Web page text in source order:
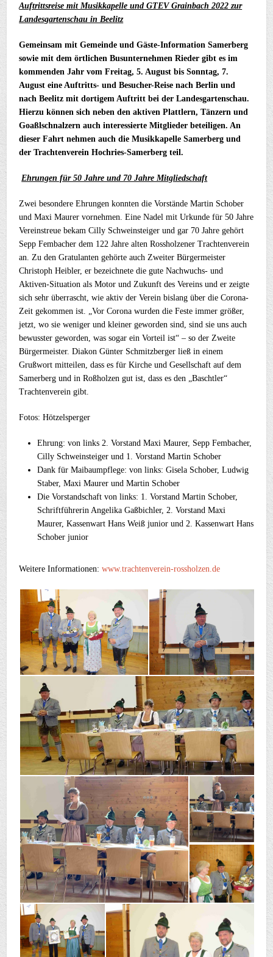
Auftrittsreise mit Musikkapelle und GTEV Grainbach 2022 zur
Landesgartenschau in Beelitz
Gemeinsam mit Gemeinde und Gäste-Information Samerberg
sowie mit dem örtlichen Busunternehmen Rieder gibt es im
kommenden Jahr vom Freitag, 5. August bis Sonntag, 7.
August eine Auftritts- und Besucher-Reise nach Berlin und
nach Beelitz mit dortigem Auftritt bei der Landesgartenschau.
Hierzu können sich neben den aktiven Plattlern, Tänzern und
Goaßlschnalzern auch interessierte Mitglieder beteiligen. An
dieser Fahrt nehmen auch die Musikkapelle Samerberg und
der Trachtenverein Hochries-Samerberg teil.
Ehrungen für 50 Jahre und 70 Jahre Mitgliedschaft
Zwei besondere Ehrungen konnten die Vorstände Martin Schober
und Maxi Maurer vornehmen. Eine Nadel mit Urkunde für 50 Jahre
Vereinstreue bekam Cilly Schweinsteiger und gar 70 Jahre gehört
Sepp Fembacher dem 122 Jahre alten Rossholzener Trachtenverein
an. Zu den Gratulanten gehörte auch Zweiter Bürgermeister
Christoph Heibler, er bezeichnete die gute Nachwuchs- und
Aktiven-Situation als Motor und Zukunft des Vereins und er zeigte
sich sehr überrascht, wie aktiv der Verein bislang über die Corona-
Zeit gekommen ist. „Vor Corona wurden die Feste immer größer,
jetzt, wo sie weniger und kleiner geworden sind, sind sie uns auch
bewusster geworden, was sogar ein Vorteil ist“ – so der Zweite
Bürgermeister. Diakon Günter Schmitzberger ließ in einem
Grußwort mitteilen, dass es für Kirche und Gesellschaft auf dem
Samerberg und in Roßholzen gut ist, dass es den „Baschtler“
Trachtenverein gibt.
Fotos: Hötzelsperger
Ehrung: von links 2. Vorstand Maxi Maurer, Sepp Fembacher,
Cilly Schweinsteiger und 1. Vorstand Martin Schober
Dank für Maibaumpflege: von links: Gisela Schober, Ludwig
Staber, Maxi Maurer und Martin Schober
Die Vorstandschaft von links: 1. Vorstand Martin Schober,
Schriftführerin Angelika Gaßbichler, 2. Vorstand Maxi
Maurer, Kassenwart Hans Weiß junior und 2. Kassenwart Hans
Schober junior
Weitere Informationen:www.trachtenverein-rossholzen.de